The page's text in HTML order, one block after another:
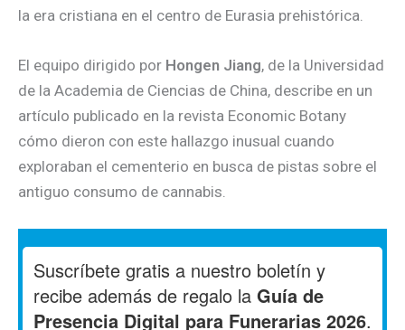
la era cristiana en el centro de Eurasia prehistórica.
El equipo dirigido por Hongen Jiang, de la Universidad
de la Academia de Ciencias de China, describe en un
artículo publicado en la revista Economic Botany
cómo dieron con este hallazgo inusual cuando
exploraban el cementerio en busca de pistas sobre el
antiguo consumo de cannabis.